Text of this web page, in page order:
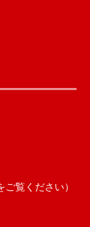
ご覧ください）